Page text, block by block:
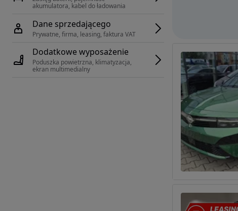
akumulatora, kabel do ładowania
Dane sprzedającego
Prywatne, firma, leasing, faktura VAT
Dodatkowe wyposażenie
Poduszka powietrzna, klimatyzacja,
ekran multimedialny